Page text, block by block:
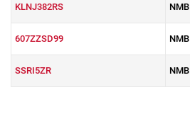
KLNJ382RS NMB
607ZZSD99 NMB
SSRI5ZR NMB